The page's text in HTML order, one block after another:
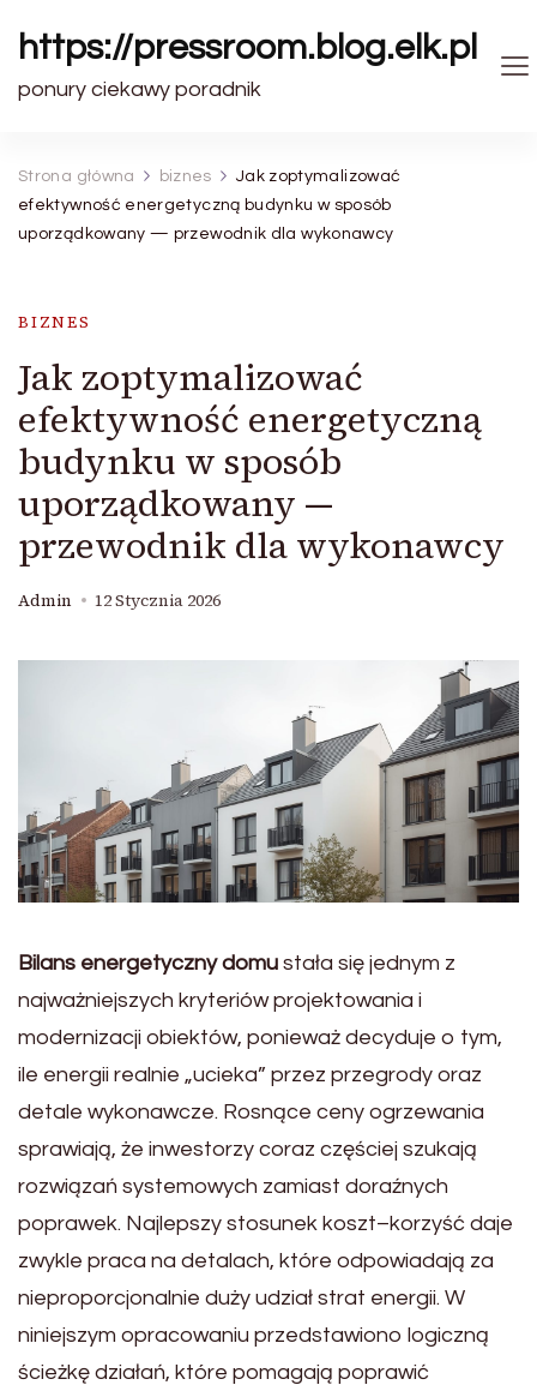
https://pressroom.blog.elk.pl
ponury ciekawy poradnik
Strona główna biznes
Jak zoptymalizować
efektywność energetyczną budynku w sposób
uporządkowany — przewodnik dla wykonawcy
BIZNES
Jak zoptymalizować
efektywność energetyczną
budynku w sposób
uporządkowany —
przewodnik dla wykonawcy
Admin 12 Stycznia 2026
Bilans energetyczny domu stała się jednym z
najważniejszych kryteriów projektowania i
modernizacji obiektów, ponieważ decyduje o tym,
ile energii realnie „ucieka” przez przegrody oraz
detale wykonawcze. Rosnące ceny ogrzewania
sprawiają, że inwestorzy coraz częściej szukają
rozwiązań systemowych zamiast doraźnych
poprawek. Najlepszy stosunek koszt–korzyść daje
zwykle praca na detalach, które odpowiadają za
nieproporcjonalnie duży udział strat energii. W
niniejszym opracowaniu przedstawiono logiczną
ścieżkę działań, które pomagają poprawić